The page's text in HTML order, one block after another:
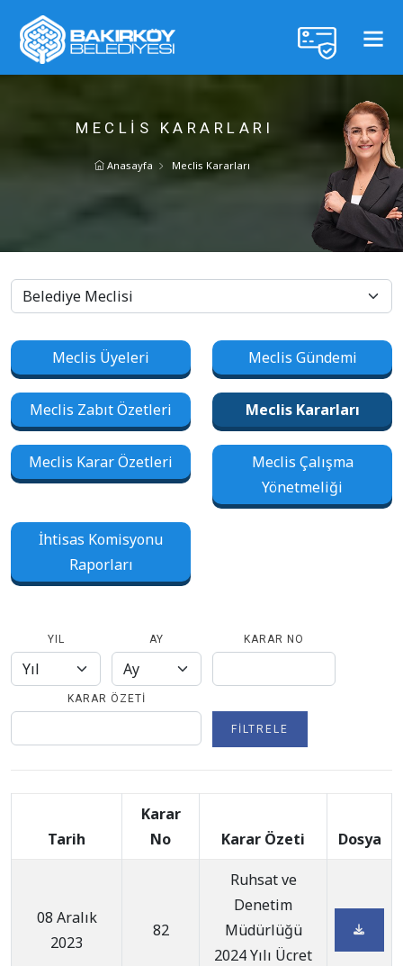
MECLIS KARARLARI
Anasayfa Meclis Kararları
Meclis Üyeleri Meclis Gündemi
Meclis Zabıt Özetleri Meclis Kararları
Meclis Karar Özetleri
Meclis Çalışma
Yönetmeliği
İhtisas Komisyonu
Raporları
YIL AY KARAR NO
KARAR ÖZETI
FILTRELE
Tarih
Karar
No
Karar Özeti Dosya
08 Aralık
2023
82
Ruhsat ve
Denetim
Müdürlüğü
2024 Yılı Ücret